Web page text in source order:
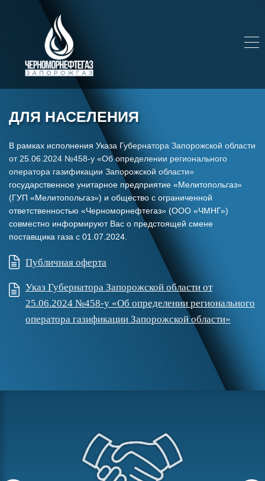
ДЛЯ НАСЕЛЕНИЯ
В рамках исполнения Указа Губернатора Запорожской области
от 25.06.2024 №458-у «Об определении регионального
оператора газификации Запорожской области»
государственное унитарное предприятие «Мелитопольгаз»
(ГУП «Мелитопольгаз») и общество с ограниченной
ответственностью «Черноморнефтегаз» (ООО «ЧМНГ»)
совместно информируют Вас о предстоящей смене
поставщика газа с 01.07.2024.
Публичная оферта
Указ Губернатора Запорожской области от
25.06.2024 №458-у «Об определении регионального
оператора газификации Запорожской области»